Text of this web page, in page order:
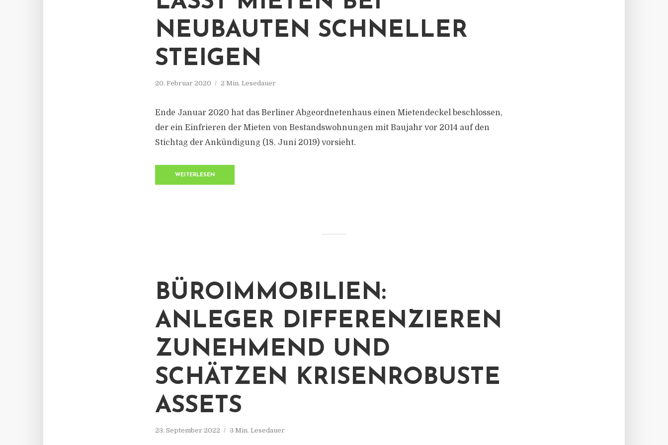
NEUBAUTEN SCHNELLER
STEIGEN
20. Februar 2020 2 Min. Lesedauer
Ende Januar 2020 hat das Berliner Abgeordnetenhaus einen Mietendeckel beschlossen,
der ein Einfrieren der Mieten von Bestandswohnungen mit Baujahr vor 2014 auf den
Stichtag der Ankündigung (18. Juni 2019) vorsieht.
WEITERLESEN
BÜROIMMOBILIEN:
ANLEGER DIFFERENZIEREN
ZUNEHMEND UND
SCHÄTZEN KRISENROBUSTE
ASSETS
23. September 2022 3 Min. Lesedauer